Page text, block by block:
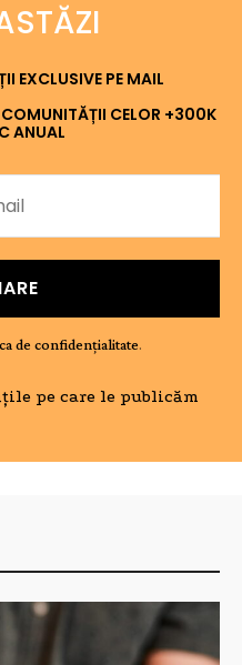
EXCLUSIVE PE MAIL
CELOR +300K
ANUAL
de confidențialitate.
pe care le publicăm